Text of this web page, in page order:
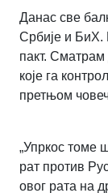
Данас све
Србије и БиХ.
пакт.
које га
претњом
„Упркос томе
рат против
овог рата на